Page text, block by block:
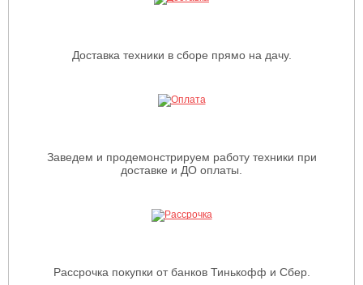
Доставка техники в сборе прямо на дачу.
Заведем и продемонстрируем работу техники при
доставке и ДО оплаты.
Рассрочка покупки от банков Тинькофф и Сбер.